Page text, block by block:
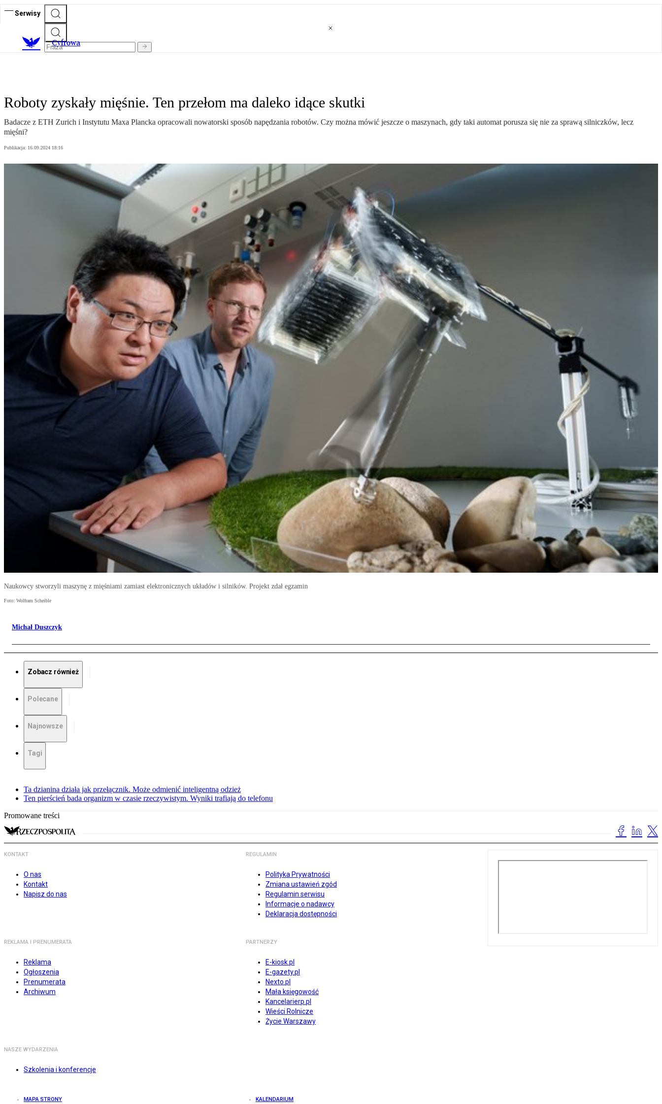
Serwisy
Cyfrowa
Roboty zyskały mięśnie. Ten przełom ma daleko idące skutki
Badacze z ETH Zurich i Instytutu Maxa Plancka opracowali nowatorski sposób napędzania robotów. Czy można mówić jeszcze o maszynach, gdy taki automat porusza się nie za sprawą silniczków, lecz
mięśni?
Publikacja: 16.09.2024 18:16
Naukowcy stworzyli maszynę z mięśniami zamiast elektronicznych układów i silników. Projekt zdał egzamin
Foto: Wolfram Scheible
Michał Duszczyk
Zobacz również
Polecane
Najnowsze
Tagi
Ta dzianina działa jak przełącznik. Może odmienić inteligentną odzież
Ten pierścień bada organizm w czasie rzeczywistym. Wyniki trafiają do telefonu
Promowane treści
KONTAKT
O nas
Kontakt
Napisz do nas
REGULAMIN
Polityka Prywatności
Zmiana ustawień zgód
Regulamin serwisu
Informacje o nadawcy
Deklaracja dostępności
REKLAMA I PRENUMERATA
Reklama
Ogłoszenia
Prenumerata
Archiwum
PARTNERZY
E-kiosk.pl
E-gazety.pl
Nexto.pl
Mała księgowość
Kancelarierp.pl
Wieści Rolnicze
Życie Warszawy
NASZE WYDARZENIA
Szkolenia i konferencje
MAPA STRONY KALENDARIUM